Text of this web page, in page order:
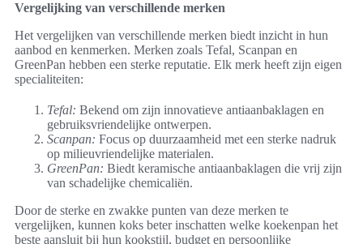
Vergelijking van verschillende merken
Het vergelijken van verschillende merken biedt inzicht in hun
aanbod en kenmerken. Merken zoals Tefal, Scanpan en
GreenPan hebben een sterke reputatie. Elk merk heeft zijn eigen
specialiteiten:
Tefal: Bekend om zijn innovatieve antiaanbaklagen en
gebruiksvriendelijke ontwerpen.
Scanpan: Focus op duurzaamheid met een sterke nadruk
op milieuvriendelijke materialen.
GreenPan: Biedt keramische antiaanbaklagen die vrij zijn
van schadelijke chemicaliën.
Door de sterke en zwakke punten van deze merken te
vergelijken, kunnen koks beter inschatten welke koekenpan het
beste aansluit bij hun kookstijl, budget en persoonlijke